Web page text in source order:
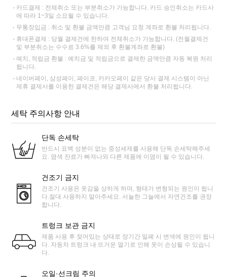
카드결제 : 전체취소 또는 부분취소가 가능합니다. 카드 승인취소는 카드사
에 따라 1~3일 소요될 수 있습니다.
무통장입금 : 취소 및 환불 금액만큼 고객님 요청 계좌로 환불 처리됩니다.
휴대폰결제 : 당월 결제건에 한하여 전체취소가 가능합니다. (전월결제건
및 부분취소는 수수료 3.6%를 제외 후 환불계좌로 환불)
예치, 적립금 환불 : 예치금 및 적립금으로 결제한 금액만큼 자동 복원 처리
됩니다.
네이버페이, 삼성페이, 페이코, 카카오페이 같은 당사 결제 시스템이 아닌
제휴 결제사를 이용한 결제건은 해당 결제사에서 환불 처리됩니다.
세탁 주의사항 안내
단독 손세탁
반드시 표백 성분이 없는 중성세제를 사용해 단독 손세탁해주세
요. 염색 잔료가 빠져나와 다른 제품에 이염이 될 수 있습니다.
건조기 금지
건조기 사용은 옷감을 상하게 하며, 형태가 변형되는 원인이 됩니
다.절대 사용하지 말아주세요. 서늘한 그늘에서 자연건조를 권장
합니다.
트렁크 보관 금지
제품 사용 후 젖어있는 상태로 장기간 밀폐 시 변색에 원인이 됩니
다. 자동차 트렁크 내 뜨거운 열기로 인해 옷이 손상될 수 있습니
다.
오일·선크림 주의